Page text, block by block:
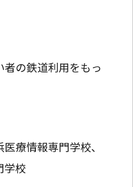
者の鉄道利用をもっ
療情報専門学校、
学校